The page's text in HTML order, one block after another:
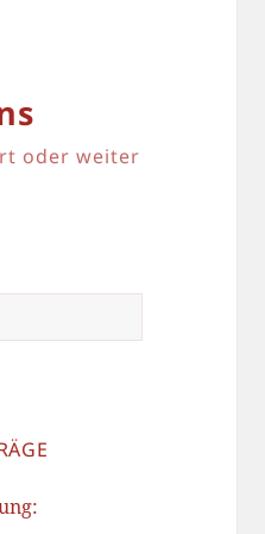
oder weiter